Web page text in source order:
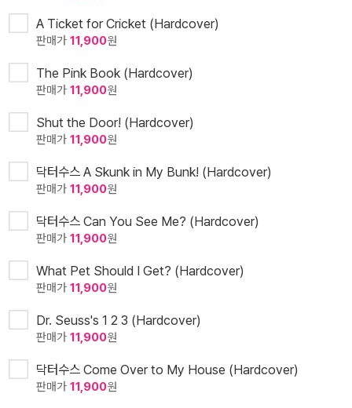
A Ticket for Cricket (Hardcover)
판매가 11,900원
The Pink Book (Hardcover)
판매가 11,900원
Shut the Door! (Hardcover)
판매가 11,900원
닥터수스 A Skunk in My Bunk! (Hardcover)
판매가 11,900원
닥터수스 Can You See Me? (Hardcover)
판매가 11,900원
What Pet Should I Get? (Hardcover)
판매가 11,900원
Dr. Seuss's 1 2 3 (Hardcover)
판매가 11,900원
닥터수스 Come Over to My House (Hardcover)
판매가 11,900원